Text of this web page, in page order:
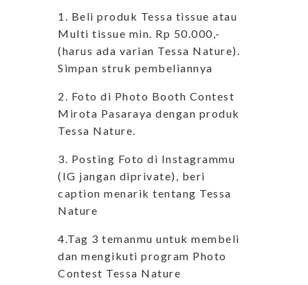
1. Beli produk Tessa tissue atau
Multi tissue min. Rp 50.000,-
(harus ada varian Tessa Nature).
Simpan struk pembeliannya
2. Foto di Photo Booth Contest
Mirota Pasaraya dengan produk
Tessa Nature.
3. Posting Foto di Instagrammu
(IG jangan diprivate), beri
caption menarik tentang Tessa
Nature
4.Tag 3 temanmu untuk membeli
dan mengikuti program Photo
Contest Tessa Nature